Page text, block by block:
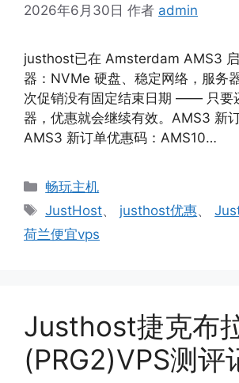
2026年6月30日 作者 admin
justhost已在 Amsterdam AMS3
器：NVMe 硬盘、稳定网络，服务
次促销没有固定结束日期 —— 只要
器，优惠就会继续有效。AMS3 新
AMS3 新订单优惠码：AMS10…
分
类
畅玩主机
标
签
JustHost、 justhost优惠、
荷兰便宜vps
Justhost捷克布
(PRG2)VPS测评